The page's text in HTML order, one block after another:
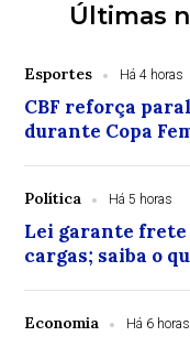
Últimas
Esportes Há 4 horas
CBF reforça
durante Copa
Política Há 5 horas
Lei garante
cargas; saiba o
Economia Há 6 horas